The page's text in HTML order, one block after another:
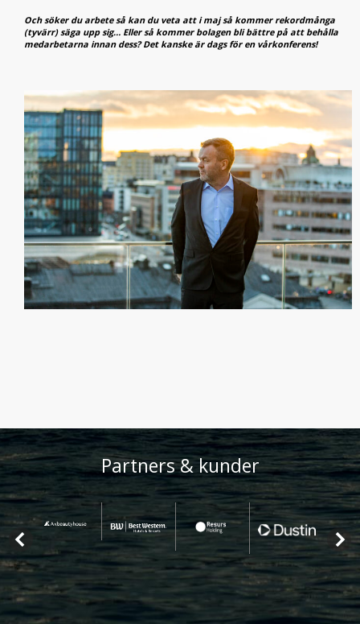
Och söker du arbete så kan du veta att i maj så kommer rekordmånga
(tyvärr) säga upp sig… Eller så kommer bolagen bli bättre på att behålla
medarbetarna innan dess? Det kanske är dags för en vårkonferens!
Partners & kunder